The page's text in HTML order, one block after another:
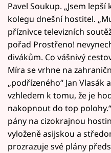
Pavel Soukup. „Jsem
kolegu dnešní hostitel.
příznivce televizních
pořad Prostřeno!
divákům. Co vášnivý
Míra se vrhne na
„podřízeného“ Jan Vlasák
vzhledem k tomu, že je
nakopnout do top
pány na cizokrajnou
vyloženě asijskou a
prozrazuje své plány